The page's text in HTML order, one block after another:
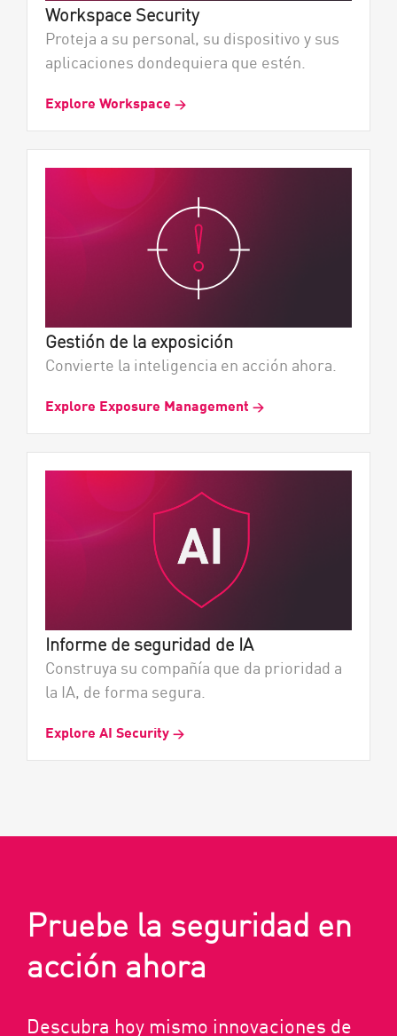
Workspace Security
Proteja a su personal, su dispositivo y sus
aplicaciones dondequiera que estén.
Explore Workspace →
Gestión de la exposición
Convierte la inteligencia en acción ahora.
Explore Exposure Management →
Informe de seguridad de IA
Construya su compañía que da prioridad a
la IA, de forma segura.
Explore AI Security →
Pruebe la seguridad en
acción ahora
Descubra hoy mismo innovaciones de